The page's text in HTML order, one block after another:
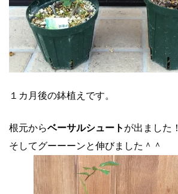
１カ月後の鉢植えです。
根元からベーサルシュート が出ました！
そしてグーーーンと伸びました＾＾